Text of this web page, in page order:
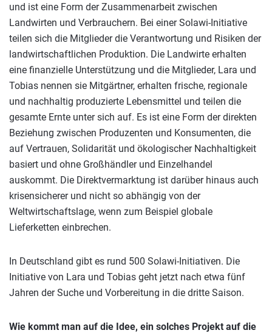
und ist eine Form der Zusammenarbeit zwischen
Landwirten und Verbrauchern. Bei einer Solawi-Initiative
teilen sich die Mitglieder die Verantwortung und Risiken der
landwirtschaftlichen Produktion. Die Landwirte erhalten
eine finanzielle Unterstützung und die Mitglieder, Lara und
Tobias nennen sie Mitgärtner, erhalten frische, regionale
und nachhaltig produzierte Lebensmittel und teilen die
gesamte Ernte unter sich auf. Es ist eine Form der direkten
Beziehung zwischen Produzenten und Konsumenten, die
auf Vertrauen, Solidarität und ökologischer Nachhaltigkeit
basiert und ohne Großhändler und Einzelhandel
auskommt. Die Direktvermarktung ist darüber hinaus auch
krisensicherer und nicht so abhängig von der
Weltwirtschaftslage, wenn zum Beispiel globale
Lieferketten einbrechen.
In Deutschland gibt es rund 500 Solawi-Initiativen. Die
Initiative von Lara und Tobias geht jetzt nach etwa fünf
Jahren der Suche und Vorbereitung in die dritte Saison.
Wie kommt man auf die Idee, ein solches Projekt auf die